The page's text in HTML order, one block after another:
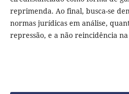
reprimenda. Ao final, busca-se
normas jurídicas em análise,
repressão, e a não reincidência